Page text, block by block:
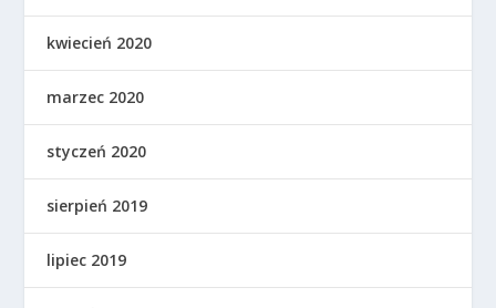
kwiecień 2020
marzec 2020
styczeń 2020
sierpień 2019
lipiec 2019